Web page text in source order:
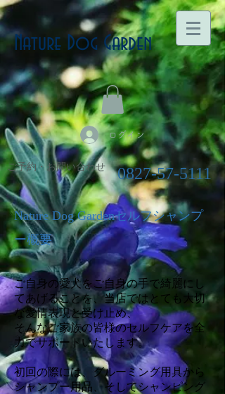
Nature Dog Garden
ログイン
0827-57-5111
ご予約・お問い合わせ
Nature Dog Gardenセルフシャンプ
ー概要
ご自身の愛犬をご自身の手で綺麗にし
てあげることを、当店ではとても大切
な愛情表現と受け止め、
そんなご家族の皆様のセルフケアを全
力でサポートいたします。
初回の際には、グルーミング用具から
シャンプー用品、そしてシャンピング